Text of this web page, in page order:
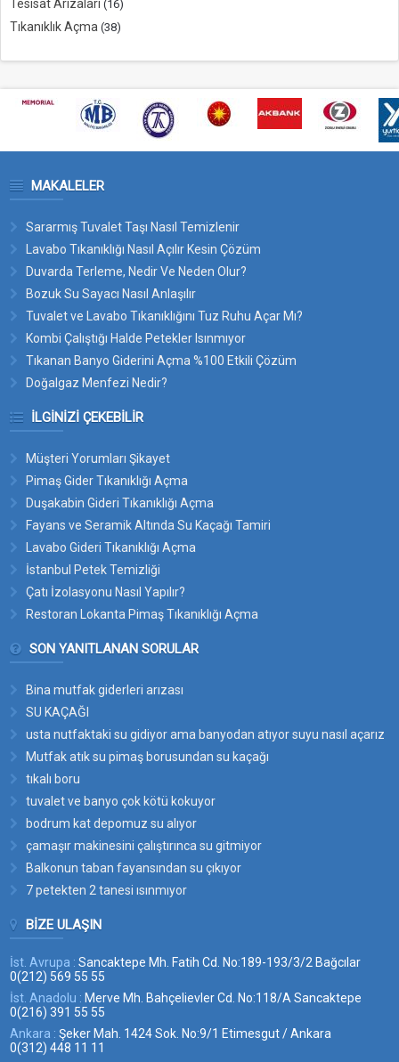
Tesisat Arızaları (16)
Tıkanıklık Açma (38)
MAKALELER
Sararmış Tuvalet Taşı Nasıl Temizlenir
Lavabo Tıkanıklığı Nasıl Açılır Kesin Çözüm
Duvarda Terleme, Nedir Ve Neden Olur?
Bozuk Su Sayacı Nasıl Anlaşılır
Tuvalet ve Lavabo Tıkanıklığını Tuz Ruhu Açar Mı?
Kombi Çalıştığı Halde Petekler Isınmıyor
Tıkanan Banyo Giderini Açma %100 Etkili Çözüm
Doğalgaz Menfezi Nedir?
İLGINIZI ÇEKEBILIR
Müşteri Yorumları Şikayet
Pimaş Gider Tıkanıklığı Açma
Duşakabin Gideri Tıkanıklığı Açma
Fayans ve Seramik Altında Su Kaçağı Tamiri
Lavabo Gideri Tıkanıklığı Açma
İstanbul Petek Temizliği
Çatı İzolasyonu Nasıl Yapılır?
Restoran Lokanta Pimaş Tıkanıklığı Açma
SON YANITLANAN SORULAR
Bina mutfak giderleri arızası
SU KAÇAĞI
usta nutfaktaki su gidiyor ama banyodan atıyor suyu nasıl açarız
bu suyun yerini
Mutfak atık su pimaş borusundan su kaçağı
tıkalı boru
tuvalet ve banyo çok kötü kokuyor
bodrum kat depomuz su alıyor
çamaşır makinesini çalıştırınca su gitmiyor
Balkonun taban fayansından su çıkıyor
7 petekten 2 tanesi ısınmıyor
BIZE ULAŞIN
İst. Avrupa :Sancaktepe Mh. Fatih Cd. No:189-193/3/2 Bağcılar
0(212) 569 55 55
İst. Anadolu : Merve Mh. Bahçelievler Cd. No:118/A Sancaktepe
0(216) 391 55 55
Ankara :Şeker Mah. 1424 Sok. No:9/1 Etimesgut / Ankara
0(312) 448 11 11